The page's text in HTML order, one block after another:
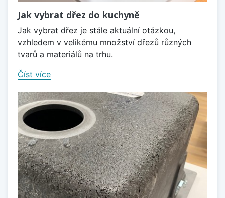
Jak vybrat dřez do kuchyně
Jak vybrat dřez je stále aktuální otázkou,
vzhledem v velikému množství dřezů různých
tvarů a materiálů na trhu.
Číst více